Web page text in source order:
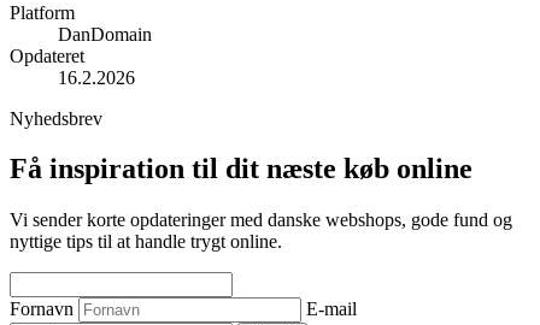
Platform
DanDomain
Opdateret
16.2.2026
Nyhedsbrev
Få inspiration til dit næste køb online
Vi sender korte opdateringer med danske webshops, gode fund og
nyttige tips til at handle trygt online.
Fornavn E-mail